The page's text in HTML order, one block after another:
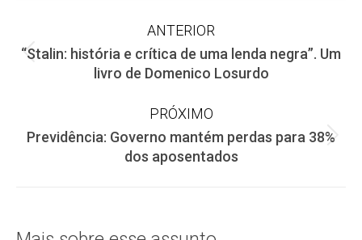
Navegação
de
ANTERIOR
Post
anterior:
“Stalin: história e crítica de uma lenda negra”. Um
livro de Domenico Losurdo
PRÓXIMO
Próximo
post:
Previdência: Governo mantém perdas para 38%
dos aposentados